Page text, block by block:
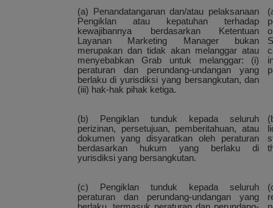
(a) Penandatanganan dan/atau pelaksanaan
Pengiklan atau kepatuhan terhadap
kewajibannya berdasarkan Ketentuan
Layanan Marketing Manager bukan
merupakan dan tidak akan melanggar atau
menyebabkan Grab untuk melanggar: (i)
peraturan dan perundang-undangan yang
berlaku di yurisdiksi yang bersangkutan, dan
(iii) hak-hak pihak ketiga.
(b) Pengiklan tunduk kepada seluruh
perizinan, persetujuan, pemberitahuan, atau
dokumen yang disyaratkan oleh peraturan
berdasarkan hukum yang berlaku di
yurisdiksi yang bersangkutan.
(c) Pengiklan tunduk kepada seluruh
peraturan dan perundang-undangan yang